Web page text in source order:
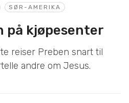
SØR-AMERIKA
på kjøpesenter
reiser Preben snart til
andre om Jesus.